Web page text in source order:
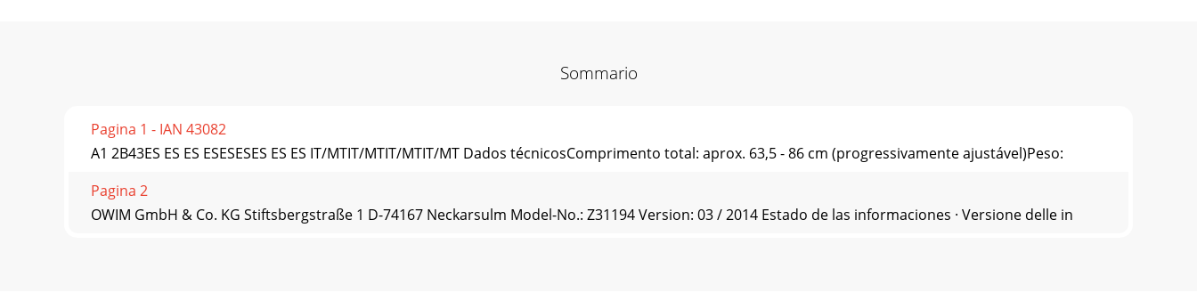
Sommario
Pagina 1 - IAN 43082
A1 2B43ES ES ES ESESESES ES ES IT/MTIT/MTIT/MTIT/MT Dados técnicosComprimento total: aprox. 63,5 - 86 cm (progressivamente ajustável)Peso:
Pagina 2
OWIM GmbH & Co. KG Stiftsbergstraße 1 D-74167 Neckarsulm Model-No.: Z31194 Version: 03 / 2014 Estado de las informaciones · Versione delle in